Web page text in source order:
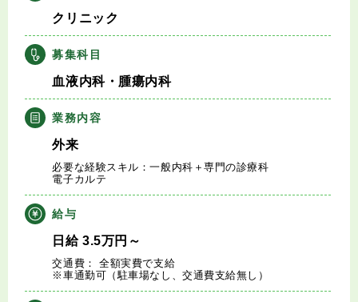
キャリアアドバイザー紹介
医師の求人・転職Q&A
知りたい・聞きたい
転職成功事例
医師の転職マニュアル
データで見る医師の平均年収
医師に役立つ取材記事
クリニック
募集科目
血液内科・腫瘍内科
業務内容
外来
必要な経験スキル：一般内科＋専門の診療科
電子カルテ
給与
日給3.5万円 ～
交通費： 全額実費で支給
※車通勤可（駐車場なし、交通費支給無し）